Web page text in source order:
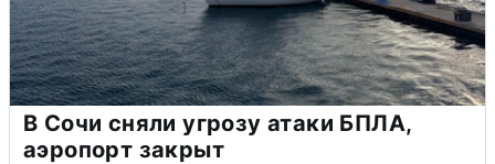
В Сочи сняли угрозу атаки БПЛА,
аэропорт закрыт